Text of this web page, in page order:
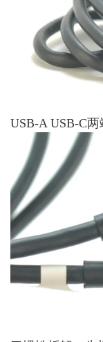
USB-A USB-C两